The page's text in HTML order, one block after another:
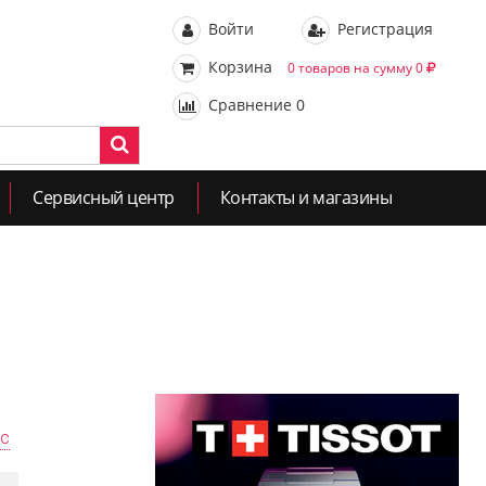
Войти
Регистрация
Корзина
0 товаров на сумму 0
Сравнение 0
Сервисный центр Контакты и магазины